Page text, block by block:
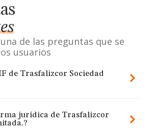
de las preguntas que se
usuarios
de Trasfalizcor Sociedad
jurídica de Trasfalizcor